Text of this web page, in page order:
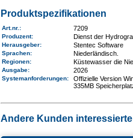
Produktspezifikationen
Art.nr. : 7209
Produzent: Dienst der
Herausgeber: Stentec Software
Sprachen: Niederländisch.
Regionen: Küstewasser die
Ausgabe: 2026
Systemanforderungen:
Offizielle Version
335MB
Andere Kunden